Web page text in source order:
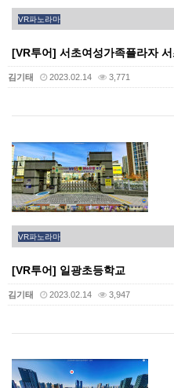
VR파노라마
[VR투어] 서초여성가족플라자 서
김기태 2023.02.14 3,771
VR파노라마
[VR투어] 일광초등학교
김기태 2023.02.14 3,947